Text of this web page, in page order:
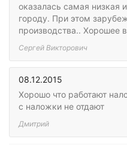
оказалась самая низкая
городу. При этом
производства.. Хорошее
Сергей Викторович
08.12.2015
Хорошо что работают
с наложки не отдают
Дмитрий